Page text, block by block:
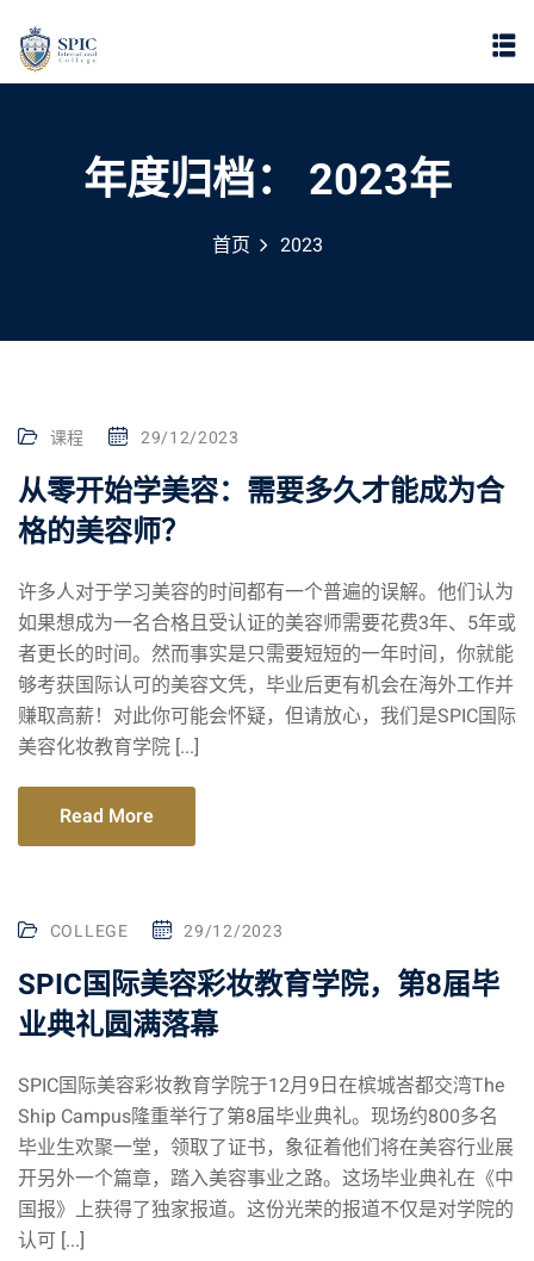
年度归档： 2023年
首页 2023
课程 29/12/2023
从零开始学美容：需要多久才能成为合
格的美容师？
许多人对于学习美容的时间都有一个普遍的误解。他们认为
如果想成为一名合格且受认证的美容师需要花费3年、5年或
者更长的时间。然而事实是只需要短短的一年时间，你就能
够考获国际认可的美容文凭，毕业后更有机会在海外工作并
赚取高薪！对此你可能会怀疑，但请放心，我们是SPIC国际
美容化妆教育学院 [...]
Read More
COLLEGE 29/12/2023
SPIC国际美容彩妆教育学院，第8届毕
业典礼圆满落幕
SPIC国际美容彩妆教育学院于12月9日在槟城峇都交湾The
Ship Campus隆重举行了第8届毕业典礼。现场约800多名
毕业生欢聚一堂，领取了证书，象征着他们将在美容行业展
开另外一个篇章，踏入美容事业之路。这场毕业典礼在《中
国报》上获得了独家报道。这份光荣的报道不仅是对学院的
认可 [...]